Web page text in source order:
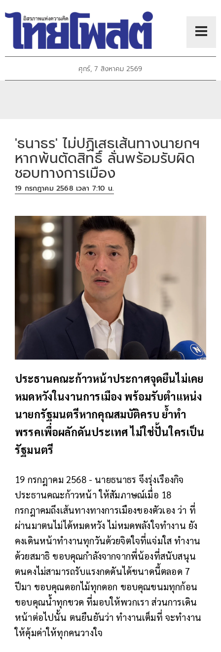
ศุกร์, 7 สิงหาคม 2569
'ธนาธร' ไม่ปฏิเสธเส้นทางนายกฯ
หากพ้นตัดสิทธิ์ ลั่นพร้อมรับผิด
ชอบทางการเมือง
19 กรกฎาคม 2568 เวลา 7:10 น.
ประธานคณะก้าวหน้าประกาศจุดยืนไม่เคย
หมดหวังในงานการเมือง พร้อมรับตำแหน่ง
นายกรัฐมนตรีหากคุณสมบัติครบ ย้ำทำ
พรรคเพื่อผลักดันประเทศ ไม่ใช่ปั้นใครเป็น
รัฐมนตรี
19 กรกฎาคม 2568 - นายธนาธร จึงรุ่งเรืองกิจ
ประธานคณะก้าวหน้า ให้สัมภาษณ์เมื่อ 18
กรกฎาคมถึงเส้นทางทางการเมืองของตัวเอง ว่า ที่
ผ่านมาตนไม่ได้หมดหวัง ไม่หมดพลังใจทำงาน ยัง
คงเดินหน้าทำงานทุกวันด้วยจิตใจที่แจ่มใส ทำงาน
ด้วยสมาธิ ขอบคุณกำลังจากจากพี่น้องที่สนับสนุน
ตนคงไม่สามารถรับแรงกดดันได้ขนาดนี้ตลอด 7
ปีมา ขอบคุณดอกไม้ทุกดอก ขอบคุณขนมทุกก้อน
ขอบคุณน้ำทุกขวด ที่มอบให้พวกเรา ส่วนการเดิน
หน้าต่อไปนั้น ตนยืนยันว่า ทำงานเต็มที่ จะทำงาน
ให้คุ้มค่าให้ทุกคนวางใจ